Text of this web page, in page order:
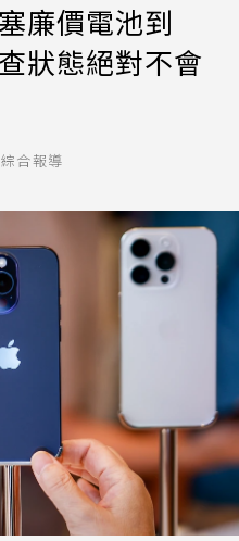
廉價電池到
狀態絕對不會
合報導